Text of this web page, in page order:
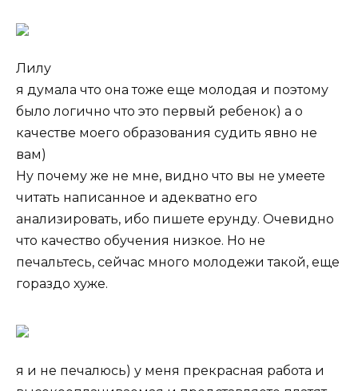
Лилу
я думала что она тоже еще молодая и поэтому
было логично что это первый ребенок) а о
качестве моего образования судить явно не
вам)
Ну почему же не мне, видно что вы не умеете
читать написанное и адекватно его
анализировать, ибо пишете ерунду. Очевидно
что качество обучения низкое. Но не
печальтесь, сейчас много молодежи такой, еще
гораздо хуже.
я и не печалюсь) у меня прекрасная работа и